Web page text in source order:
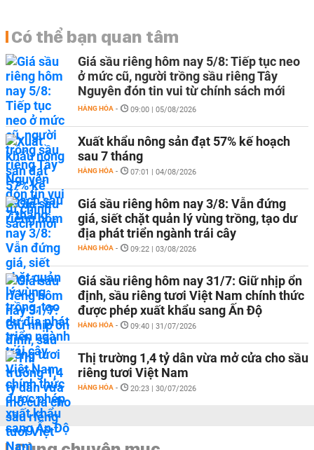
Có thể bạn quan tâm
Giá sầu riêng hôm nay 5/8: Tiếp tục neo
ở mức cũ, người trồng sầu riêng Tây
Nguyên đón tin vui từ chính sách mới
HÀNG HÓA - 09:00 | 05/08/2026
Xuất khẩu nông sản đạt 57% kế hoạch
sau 7 tháng
HÀNG HÓA - 07:01 | 04/08/2026
Giá sầu riêng hôm nay 3/8: Vẫn đứng
giá, siết chặt quản lý vùng trồng, tạo dư
địa phát triển ngành trái cây
HÀNG HÓA - 09:22 | 03/08/2026
Giá sầu riêng hôm nay 31/7: Giữ nhịp ổn
định, sầu riêng tươi Việt Nam chính thức
được phép xuất khẩu sang Ấn Độ
HÀNG HÓA - 09:40 | 31/07/2026
Thị trường 1,4 tỷ dân vừa mở cửa cho sầu
riêng tươi Việt Nam
HÀNG HÓA - 20:23 | 30/07/2026